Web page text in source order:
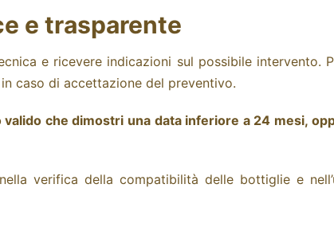
e trasparente
e ricevere indicazioni sul possibile intervento.
caso di accettazione del preventivo.
che dimostri una data inferiore a 24 mesi,
verifica della compatibilità delle bottiglie e